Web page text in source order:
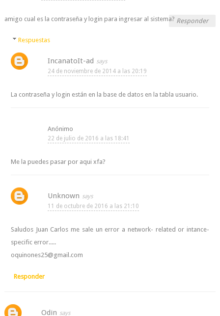
amigo cual es la contraseña y login para ingresar al sistema? Responder
Respuestas
IncanatoIt-ad
24 de noviembre de 2014 a las 20:19
La contraseña y login están en la base de datos en la tabla usuario.
Anónimo
22 de julio de 2016 a las 18:41
Me la puedes pasar por aqui xfa?
Unknown
11 de octubre de 2016 a las 21:10
Saludos Juan Carlos me sale un error a network- related or intance-
specific error.....
oquinones25@gmail.com
Responder
Odin